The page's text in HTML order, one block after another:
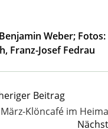
Weber;
Franz-Josef Fedrau
Beitrag
März-Klöncafé im